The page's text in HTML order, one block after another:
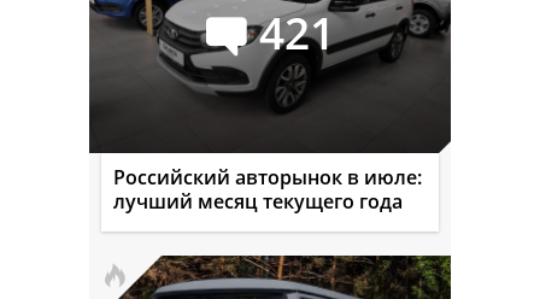
421
Российский авторынок в июле:
лучший месяц текущего года